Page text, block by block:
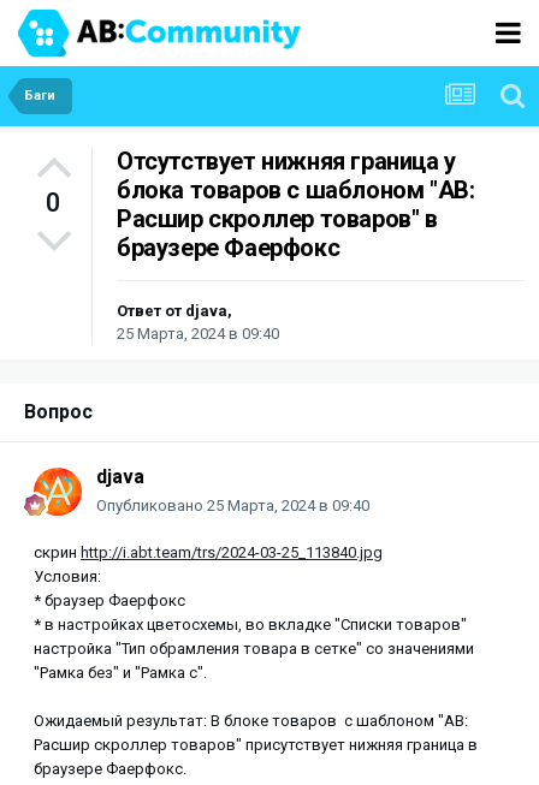
Баги
0
Отсутствует нижняя граница у
блока товаров с шаблоном "АВ:
Расшир скроллер товаров" в
браузере Фаерфокс
Ответ от djava,
25 Марта, 2024 в 09:40
Вопрос
djava
Опубликовано 25 Марта, 2024 в 09:40
скрин http://i.abt.team/trs/2024-03-25_113840.jpg
Условия:
* браузер Фаерфокс
* в настройках цветосхемы, во вкладке "Списки товаров"
настройка "Тип обрамления товара в сетке" со значениями
"Рамка без" и "Рамка с".
Ожидаемый результат: В блоке товаров с шаблоном "АВ:
Расшир скроллер товаров" присутствует нижняя граница в
браузере Фаерфокс.